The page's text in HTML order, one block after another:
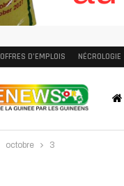
OFFRES D’EMPLOIS NÉCROLOGIE
octobre 3